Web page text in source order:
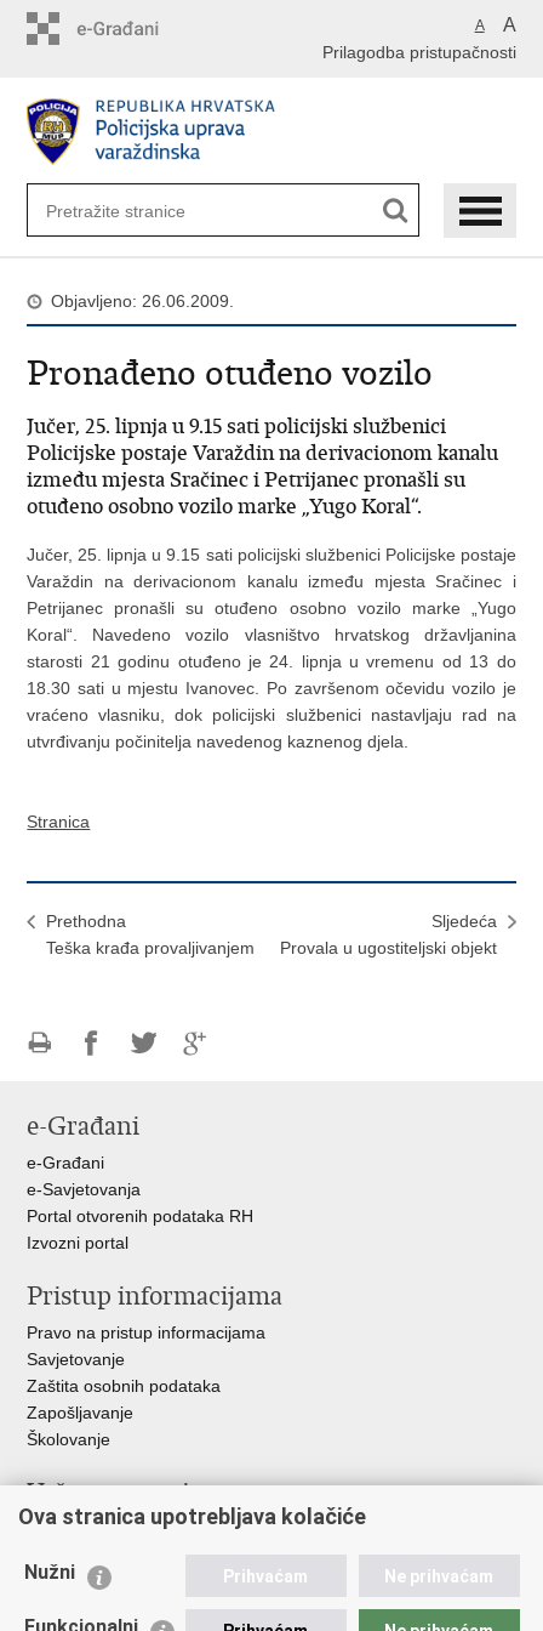
A A
Prilagodba pristupačnosti
Objavljeno: 26.06.2009.
Pronađeno otuđeno vozilo
Jučer, 25. lipnja u 9.15 sati policijski službenici
Policijske postaje Varaždin na derivacionom kanalu
između mjesta Sračinec i Petrijanec pronašli su
otuđeno osobno vozilo marke „Yugo Koral“.
Jučer, 25. lipnja u 9.15 sati policijski službenici Policijske postaje
Varaždin na derivacionom kanalu između mjesta Sračinec i
Petrijanec pronašli su otuđeno osobno vozilo marke „Yugo
Koral“.
Navedeno vozilo vlasništvo hrvatskog državljanina
starosti 21 godinu otuđeno je 24. lipnja u vremenu od 13 do
18.30 sati u mjestu Ivanovec.
Po završenom očevidu vozilo je
vraćeno vlasniku, dok policijski službenici nastavljaju rad na
utvrđivanju počinitelja navedenog kaznenog djela.
Stranica
Prethodna
Teška krađa provaljivanjem
Sljedeća
Provala u ugostiteljski objekt
FacebookuTwitteru
e-Građani
e-Građani
e-Savjetovanja
Portal otvorenih podataka RH
Izvozni portal
Pristup informacijama
Pravo na pristup informacijama
Savjetovanje
Zaštita osobnih podataka
Zapošljavanje
Školovanje
Važne poveznice
Ministarstvo unutarnjih poslova
Udruge
Ova stranica upotrebljava kolačiće
Nužni Prihvaćam Ne prihvaćam